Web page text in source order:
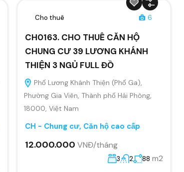
Cho thuê 6
CH0163. CHO THUÊ CĂN HỘ
CHUNG CƯ 39 LƯƠNG KHÁNH
THIỆN 3 NGỦ FULL ĐỒ
Phố Lương Khánh Thiện (Phố Ga),
Phường Gia Viên, Thành phố Hải Phòng,
18000, Việt Nam
CH - Chung cư, Căn hộ cao cấp
12.000.000 VNĐ/tháng
3 2 88 m2